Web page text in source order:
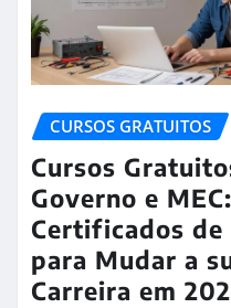
CURSOS GRATUITOS
Cursos
Governo e MEC:
Certificados de
para Mudar a
Carreira em